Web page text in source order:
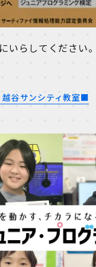
いらしてください
谷サンシティ教室■